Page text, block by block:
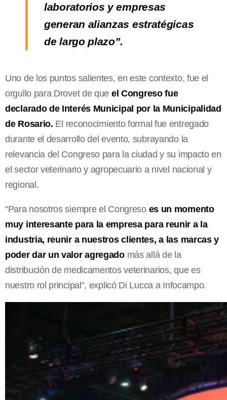
laboratorios y empresas
generan alianzas estratégicas
de largo plazo”.
Uno de los puntos salientes, en este contexto, fue el
orgullo para Drovet de que el Congreso fue
declarado de Interés Municipal por la Municipalidad
de Rosario. El reconocimiento formal fue entregado
durante el desarrollo del evento, subrayando la
relevancia del Congreso para la ciudad y su impacto en
el sector veterinario y agropecuario a nivel nacional y
regional.
“Para nosotros siempre el Congreso es un momento
muy interesante para la empresa para reunir a la
industria, reunir a nuestros clientes, a las marcas y
poder dar un valor agregadomás allá de la
distribución de medicamentos veterinarios, que es
nuestro rol principal”, explicó Di Lucca a Infocampo.